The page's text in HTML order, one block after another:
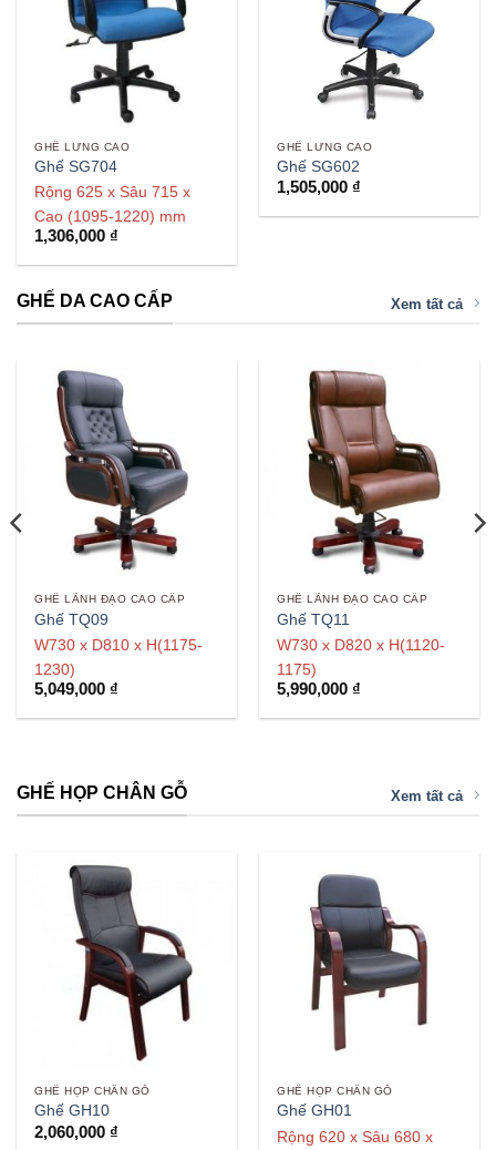
GHẾ LƯNG CAO
Ghế SG704
Rộng 625 x Sâu 715 x
Cao (1095-1220) mm
1,306,000 ₫
GHẾ LƯNG CAO
Ghế SG602
1,505,000 ₫
GHẾ DA CAO CẤP Xem tất cả
GHẾ LÃNH ĐẠO CAO CẤP
Ghế TQ09
W730 x D810 x H(1175-
1230)
5,049,000 ₫
GHẾ LÃNH ĐẠO CAO CẤP
Ghế TQ11
W730 x D820 x H(1120-
1175)
5,990,000 ₫
GHẾ HỌP CHÂN GỖ Xem tất cả
GHẾ HỌP CHÂN GỖ
Ghế GH10
2,060,000 ₫
GHẾ HỌP CHÂN GỖ
Ghế GH01
Rộng 620 x Sâu 680 x